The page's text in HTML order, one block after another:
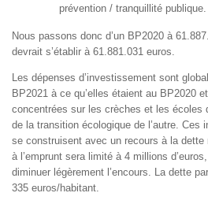
prévention / tranquillité publique.
Nous passons donc d’un BP2020 à
devrait s’établir à 61.881.031 euros.
Les dépenses d’investissement sont
BP2021 à ce qu’elles étaient au BP2020
concentrées sur les crèches et les écoles
de la transition écologique de l’autre. Ces
se construisent avec un recours à la
à l’emprunt sera limité à 4 millions
diminuer légèrement l’encours. La dette
335 euros/habitant.